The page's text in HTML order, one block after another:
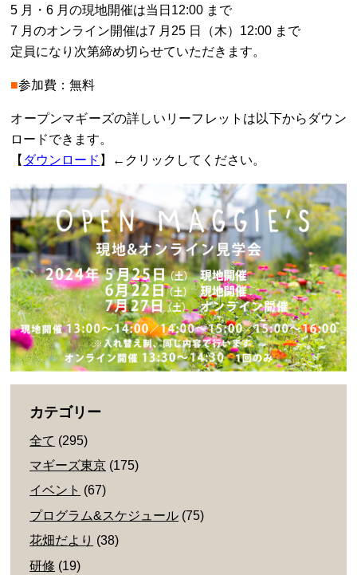
5 ⽉・6 ⽉の現地開催は当⽇12:00 まで
7 ⽉のオンライン開催は7 ⽉25 ⽇（⽊）12:00 まで
定員になり次第締め切らせていただきます。
■参加費：無料
オープンマギーズの詳しいリーフレットは以下からダウン
ロードできます。
【 ダウンロード 】←クリックしてください。
カテゴリー
全て (295)
マギーズ東京 (175)
イベント (67)
プログラム&スケジュール (75)
花畑だより (38)
研修 (19)